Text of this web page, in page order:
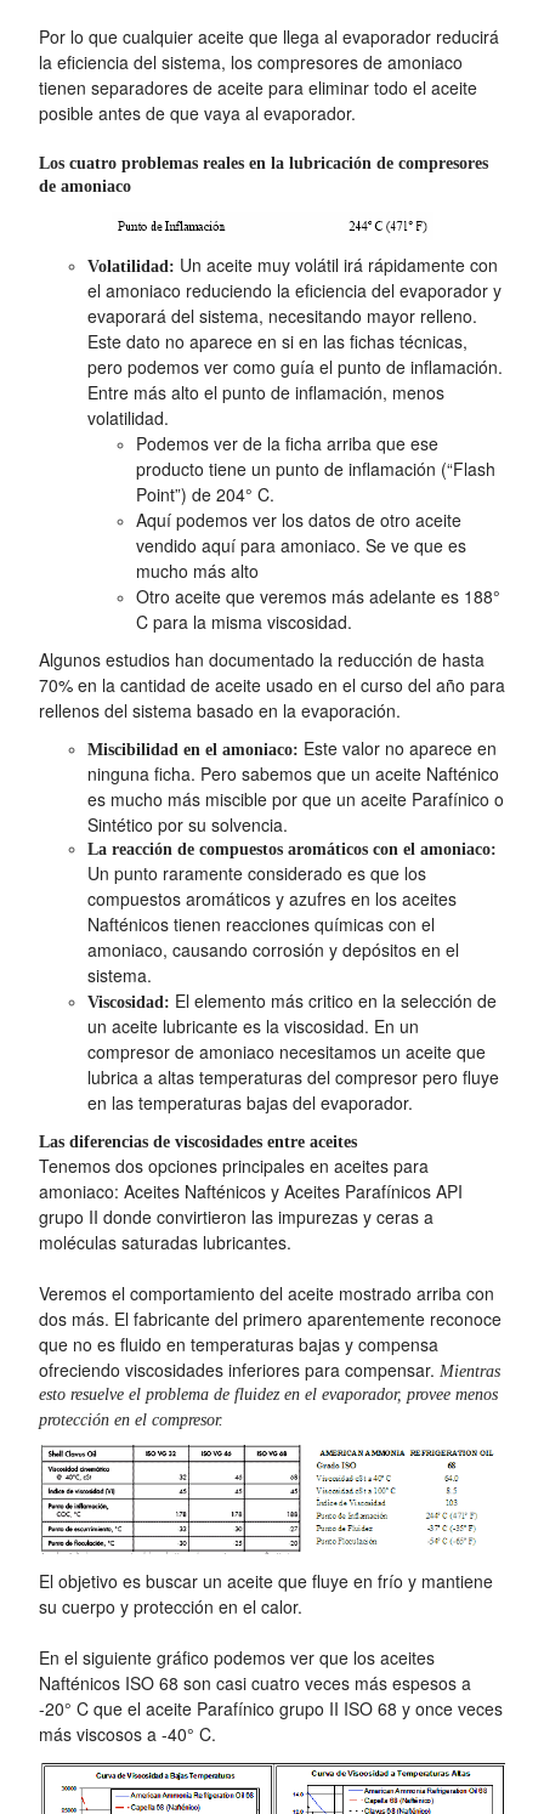
Por lo que cualquier aceite que llega al evaporador reducirá
la eficiencia del sistema, los compresores de amoniaco
tienen separadores de aceite para eliminar todo el aceite
posible antes de que vaya al evaporador.
Los cuatro problemas reales en la lubricación de compresores
de amoniaco
Volatilidad: Un aceite muy volátil irá rápidamente con
el amoniaco reduciendo la eficiencia del evaporador y
evaporará del sistema, necesitando mayor relleno.
Este dato no aparece en si en las fichas técnicas,
pero podemos ver como guía el punto de inflamación.
Entre más alto el punto de inflamación, menos
volatilidad.
Podemos ver de la ficha arriba que ese
producto tiene un punto de inflamación (“Flash
Point”) de 204° C.
Aquí podemos ver los datos de otro aceite
vendido aquí para amoniaco. Se ve que es
mucho más alto
Otro aceite que veremos más adelante es 188°
C para la misma viscosidad.
Algunos estudios han documentado la reducción de hasta
70% en la cantidad de aceite usado en el curso del año para
rellenos del sistema basado en la evaporación.
Miscibilidad en el amoniaco: Este valor no aparece en
ninguna ficha. Pero sabemos que un aceite Nafténico
es mucho más miscible por que un aceite Parafínico o
Sintético por su solvencia.
La reacción de compuestos aromáticos con el amoniaco:
Un punto raramente considerado es que los
compuestos aromáticos y azufres en los aceites
Nafténicos tienen reacciones químicas con el
amoniaco, causando corrosión y depósitos en el
sistema.
Viscosidad: El elemento más critico en la selección de
un aceite lubricante es la viscosidad. En un
compresor de amoniaco necesitamos un aceite que
lubrica a altas temperaturas del compresor pero fluye
en las temperaturas bajas del evaporador.
Las diferencias de viscosidades entre aceites
Tenemos dos opciones principales en aceites para
amoniaco: Aceites Nafténicos y Aceites Parafínicos API
grupo II donde convirtieron las impurezas y ceras a
moléculas saturadas lubricantes.
Veremos el comportamiento del aceite mostrado arriba con
dos más. El fabricante del primero aparentemente reconoce
que no es fluido en temperaturas bajas y compensa
ofreciendo viscosidades inferiores para compensar. Mientras
esto resuelve el problema de fluidez en el evaporador, provee menos
protección en el compresor.
El objetivo es buscar un aceite que fluye en frío y mantiene
su cuerpo y protección en el calor.
En el siguiente gráfico podemos ver que los aceites
Nafténicos ISO 68 son casi cuatro veces más espesos a
-20° C que el aceite Parafínico grupo II ISO 68 y once veces
más viscosos a -40° C.